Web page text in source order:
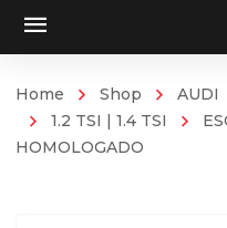
Home Shop AUDI
1.2 TSI | 1.4 TSI
HOMOLOGADO